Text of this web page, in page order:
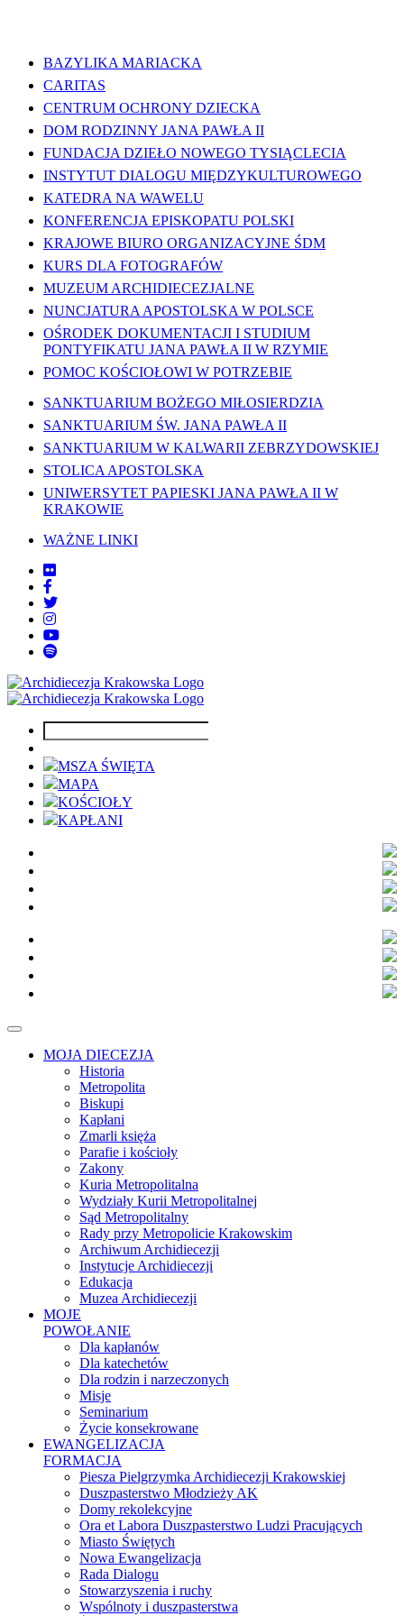
BAZYLIKA MARIACKA
CARITAS
CENTRUM OCHRONY DZIECKA
DOM RODZINNY JANA PAWŁA II
FUNDACJA DZIEŁO NOWEGO TYSIĄCLECIA
INSTYTUT DIALOGU MIĘDZYKULTUROWEGO
KATEDRA NA WAWELU
KONFERENCJA EPISKOPATU POLSKI
KRAJOWE BIURO ORGANIZACYJNE ŚDM
KURS DLA FOTOGRAFÓW
MUZEUM ARCHIDIECEZJALNE
NUNCJATURA APOSTOLSKA W POLSCE
OŚRODEK DOKUMENTACJI I STUDIUM
PONTYFIKATU JANA PAWŁA II W RZYMIE
POMOC KOŚCIOŁOWI W POTRZEBIE
SANKTUARIUM BOŻEGO MIŁOSIERDZIA
SANKTUARIUM ŚW. JANA PAWŁA II
SANKTUARIUM W KALWARII ZEBRZYDOWSKIEJ
STOLICA APOSTOLSKA
UNIWERSYTET PAPIESKI JANA PAWŁA II W
KRAKOWIE
WAŻNE LINKI
MSZA ŚWIĘTA
MAPA
KOŚCIOŁY
KAPŁANI
MOJA DIECEZJA
Historia
Metropolita
Biskupi
Kapłani
Zmarli księża
Parafie i kościoły
Zakony
Kuria Metropolitalna
Wydziały Kurii Metropolitalnej
Sąd Metropolitalny
Rady przy Metropolicie Krakowskim
Archiwum Archidiecezji
Instytucje Archidiecezji
Edukacja
Muzea Archidiecezji
MOJE
POWOŁANIE
Dla kapłanów
Dla katechetów
Dla rodzin i narzeczonych
Misje
Seminarium
Życie konsekrowane
EWANGELIZACJA
FORMACJA
Piesza Pielgrzymka Archidiecezji Krakowskiej
Duszpasterstwo Młodzieży AK
Domy rekolekcyjne
Ora et Labora Duszpasterstwo Ludzi Pracujących
Miasto Świętych
Nowa Ewangelizacja
Rada Dialogu
Stowarzyszenia i ruchy
Wspólnoty i duszpasterstwa